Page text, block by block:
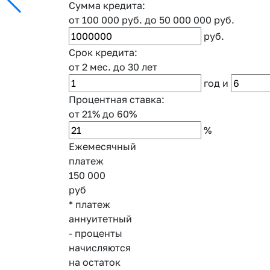
Сумма кредита:
от 100 000 руб. до 50 000 000 руб.
руб.
Срок кредита:
от 2 мес. до 30 лет
год и
Процентная ставка:
от 21% до 60%
%
Ежемесячный
платеж
150 000
руб
* платеж
аннуитетный
- проценты
начисляются
на остаток